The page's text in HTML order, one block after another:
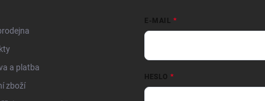
a platba
zboží
E-MAIL
HESLO